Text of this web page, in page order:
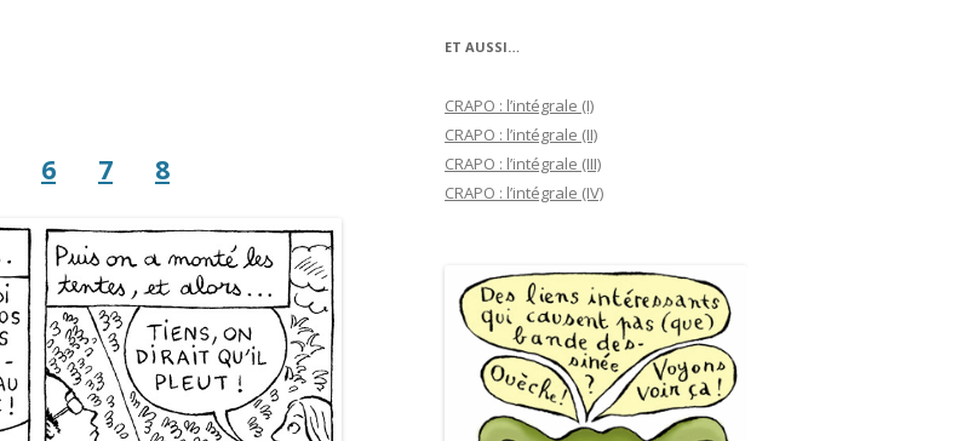
6 7 8
ET AUSSI…
CRAPO : l’intégrale (I)
CRAPO : l’intégrale (II)
CRAPO : l’intégrale (III)
CRAPO : l’intégrale (IV)